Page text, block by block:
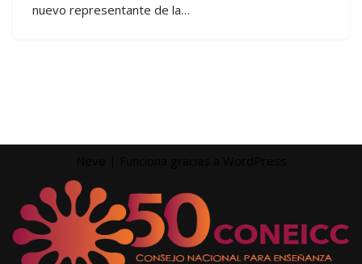
nuevo representante de la…